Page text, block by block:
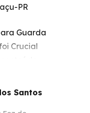
PR
Guarda
Crucial
fez a
que
Santos